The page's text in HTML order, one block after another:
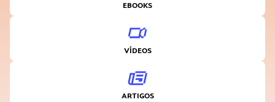
EBOOKS
VÍDEOS
ARTIGOS